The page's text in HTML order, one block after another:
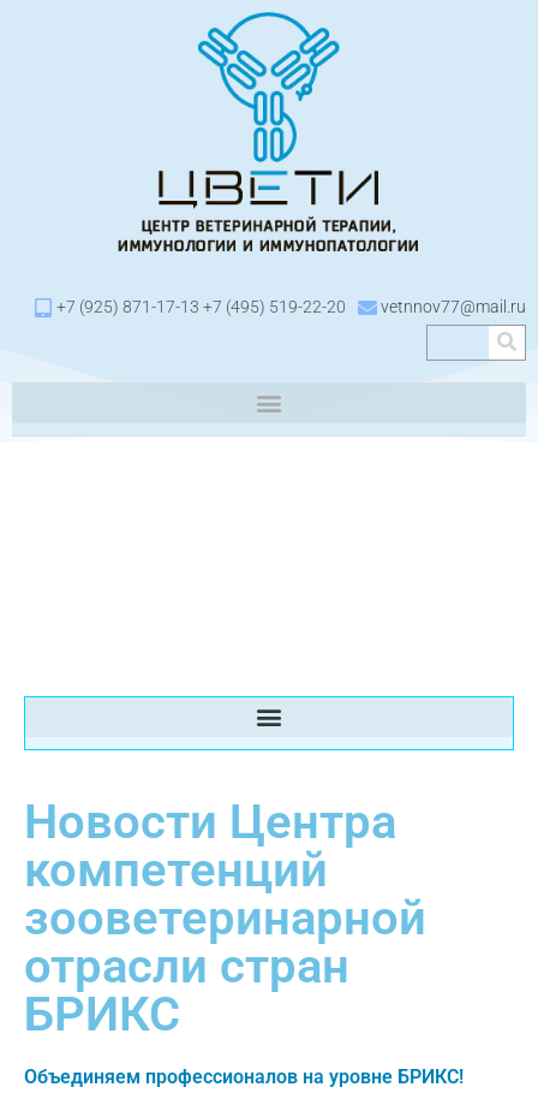
+7 (925) 871-17-13 +7 (495) 519-22-20 vetnnov77@mail.ru
Новости Центра
компетенций
зооветеринарной
отрасли стран
БРИКС
Объединяем профессионалов на уровне БРИКС!